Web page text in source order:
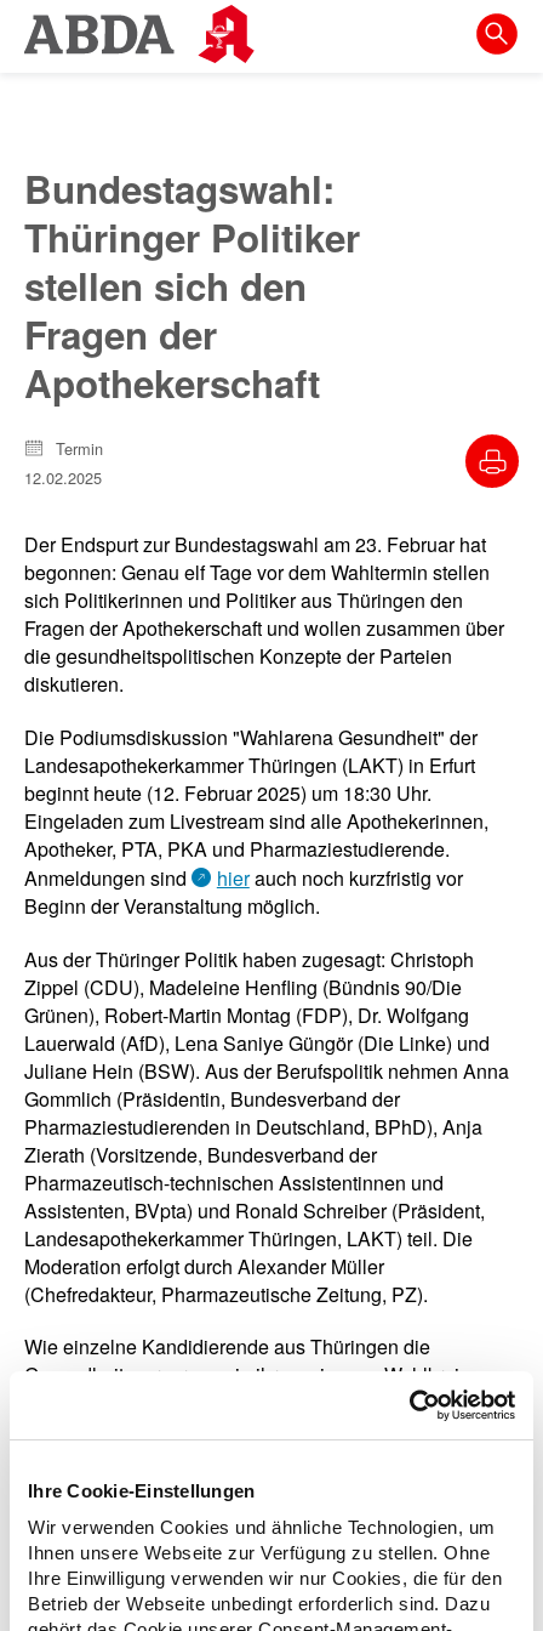
Ihre Cookie-Einstellungen
Wir verwenden Cookies und ähnliche Technologien, um
Ihnen unsere Webseite zur Verfügung zu stellen. Ohne
Ihre Einwilligung verwenden wir nur Cookies, die für den
Betrieb der Webseite unbedingt erforderlich sind. Dazu
Springe
direkt
zur
Meta-
Navigation
Inhalt
zur
Bundestagswahl:
Thüringer Politiker
stellen sich den
Fragen der
Apothekerschaft
Termin
12.02.2025
Der Endspurt zur Bundestagswahl am 23. Februar hat
begonnen: Genau elf Tage vor dem Wahltermin stellen
sich Politikerinnen und Politiker aus Thüringen den
Fragen der Apothekerschaft und wollen zusammen über
die gesundheitspolitischen Konzepte der Parteien
diskutieren.
Die Podiumsdiskussion "Wahlarena Gesundheit" der
Landesapothekerkammer Thüringen (LAKT) in Erfurt
beginnt heute (12. Februar 2025) um 18:30 Uhr.
Eingeladen zum Livestream sind alle Apothekerinnen,
Apotheker, PTA, PKA und Pharmaziestudierende.
Anmeldungen sind
hierauch noch kurzfristig vor
Beginn der Veranstaltung möglich.
Aus der Thüringer Politik haben zugesagt: Christoph
Zippel (CDU), Madeleine Henfling (Bündnis 90/Die
Grünen), Robert-Martin Montag (FDP), Dr. Wolfgang
Lauerwald (AfD), Lena Saniye Güngör (Die Linke) und
Juliane Hein (BSW). Aus der Berufspolitik nehmen Anna
Gommlich (Präsidentin, Bundesverband der
Pharmaziestudierenden in Deutschland, BPhD), Anja
Zierath (Vorsitzende, Bundesverband der
Pharmazeutisch-technischen Assistentinnen und
Assistenten, BVpta) und Ronald Schreiber (Präsident,
Landesapothekerkammer Thüringen, LAKT) teil. Die
Moderation erfolgt durch Alexander Müller
(Chefredakteur, Pharmazeutische Zeitung, PZ).
Wie einzelne Kandidierende aus Thüringen die
Gesundheitsversorgung in ihrem eigenen Wahlkreis
bewerten und wie sie sich eine Verbesserung der
Situation vorstellen, können alle Wählerinnen und Wähler
anschauen.
zurück zur Übersicht